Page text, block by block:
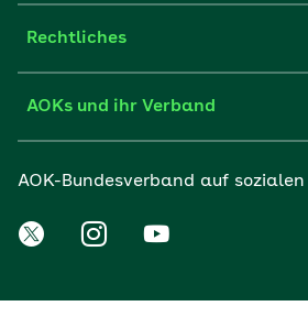
Rechtliches
AOKs und ihr Verband
AOK-Bundesverband auf